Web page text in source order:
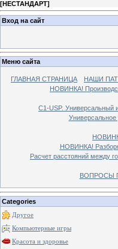
[НЕСТАНДАРТ]
Вход на сайт
Меню сайта
ГЛАВНАЯ СТРАНИЦА НАШИ
НОВИНКА!
С1-USP. Универсальный
НОВИНКА!
Расчет расстояний между
ВОПРОСЫ
Categories
Другое
Компьютерные игры
Красота и здоровье